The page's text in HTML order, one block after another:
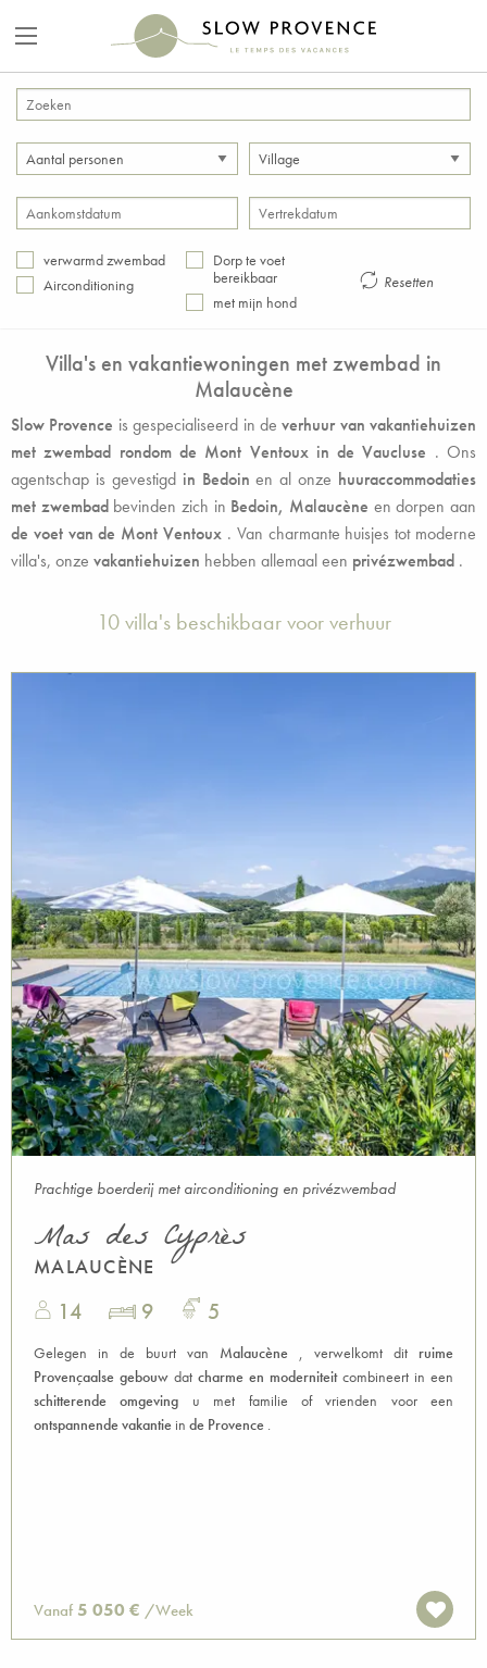
verwarmd zwembad
Airconditioning
Dorp te voet
bereikbaar
met mijn hond
Resetten
Villa's en vakantiewoningen met zwembad in
Malaucène
Slow Provence is gespecialiseerd in deverhuur van vakantiehuizen
met zwembad rondom de Mont Ventoux in de Vaucluse . Ons
agentschap is gevestigd in Bedoin en al onze huuraccommodaties
met zwembadbevinden zich in Bedoin, Malaucène en dorpen aan
de voet van de Mont Ventoux . Van charmante huisjes tot moderne
villa's, onze vakantiehuizen hebben allemaal een privézwembad .
10 villa's beschikbaar voor verhuur
Prachtige boerderij met airconditioning en privézwembad
Mas des Cyprès
MALAUCÈNE
14 9 5
Gelegen in de buurt van Malaucène , verwelkomt dit ruime
Provençaalse gebouw dat charme en moderniteitcombineert in een
schitterende omgeving u met familie of vrienden voor een
ontspannende vakantie in de Provence .
Vanaf 5 050 € /Week